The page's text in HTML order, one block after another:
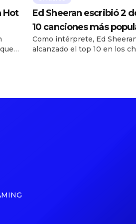
Hot
Ed Sheeran escribió 2
10 canciones más
de hoy
Como intérprete, Ed
alcanzado el top 10 en los
semana del Billboard Global